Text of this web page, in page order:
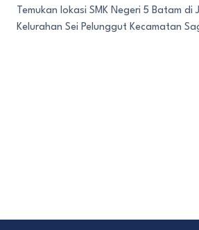
Temukan lokasi SMK Negeri 5 Batam di
Kelurahan Sei Pelunggut Kecamatan